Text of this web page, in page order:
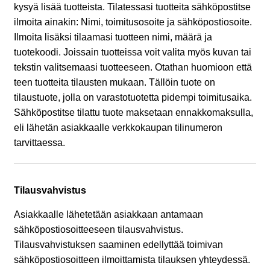
kysyä lisää tuotteista. Tilatessasi tuotteita sähköpostitse
ilmoita ainakin: Nimi, toimitusosoite ja sähköpostiosoite.
Ilmoita lisäksi tilaamasi tuotteen nimi, määrä ja
tuotekoodi. Joissain tuotteissa voit valita myös kuvan tai
tekstin valitsemaasi tuotteeseen. Otathan huomioon että
teen tuotteita tilausten mukaan. Tällöin tuote on
tilaustuote, jolla on varastotuotetta pidempi toimitusaika.
Sähköpostitse tilattu tuote maksetaan ennakkomaksulla,
eli lähetän asiakkaalle verkkokaupan tilinumeron
tarvittaessa.
Tilausvahvistus
Asiakkaalle lähetetään asiakkaan antamaan
sähköpostiosoitteeseen tilausvahvistus.
Tilausvahvistuksen saaminen edellyttää toimivan
sähköpostiosoitteen ilmoittamista tilauksen yhteydessä.